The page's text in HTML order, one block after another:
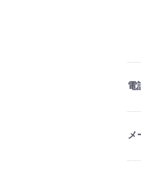
電
メ